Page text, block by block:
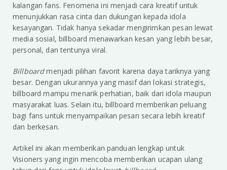
kalangan fans. Fenomena ini menjadi cara kreatif untuk
menunjukkan rasa cinta dan dukungan kepada idola
kesayangan. Tidak hanya sekadar mengirimkan pesan lewat
media sosial, billboard menawarkan kesan yang lebih besar,
personal, dan tentunya viral.
Billboardmenjadi pilihan favorit karena daya tariknya yang
besar. Dengan ukurannya yang masif dan lokasi strategis,
billboard mampu menarik perhatian, baik dari idola maupun
masyarakat luas. Selain itu, billboard memberikan peluang
bagi fans untuk menyampaikan pesan secara lebih kreatif
dan berkesan.
Artikel ini akan memberikan panduan lengkap untuk
Visioners yang ingin mencoba memberikan ucapan ulang